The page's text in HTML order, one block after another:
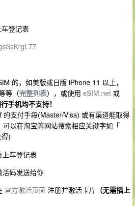
登记表
的，如美版或日版 iPhone 11 以上，
等（完整列表），或使用 eSIM.net 或
手机均不支持！
的支付手段(Master/Visa) 或有渠道能取得
以在淘宝等网站搜索相应关键字如「
)
车登记表
码发送给你
官方激活页面 注册并激活卡片 （无需插上